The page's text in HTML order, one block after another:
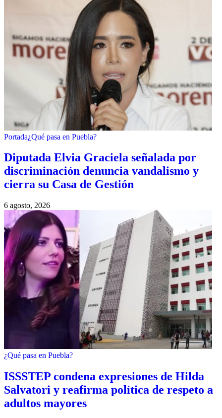
Portada¿Qué pasa en Puebla?
Diputada Elvia Graciela señalada por
discriminación denuncia vandalismo y
cierra su Casa de Gestión
6 agosto, 2026
¿Qué pasa en Puebla?
ISSSTEP condena expresiones de Hilda
Salvatori y reafirma política de respeto a
adultos mayores